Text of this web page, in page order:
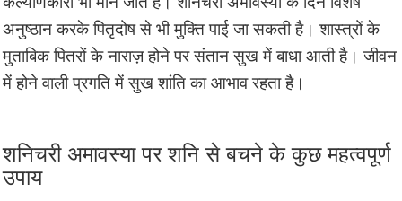
अनुष्ठान करके पितृदोष से भी मुक्ति पाई जा सकती है। शास्त्रों के
मुताबिक पितरों के नाराज़ होने पर संतान सुख में बाधा आती है। जीवन
में होने वाली प्रगति में सुख शांति का आभाव रहता है।
शनिचरी अमावस्या पर शनि से बचने के कुछ महत्वपूर्ण
उपाय